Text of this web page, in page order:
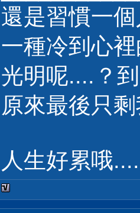
還是習慣一
一種冷到心
光明呢....？
原來最後只
人生好累哦